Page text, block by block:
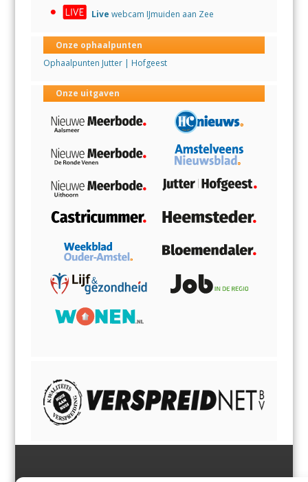
Live webcam IJmuiden aan Zee
Onze ophaalpunten
Ophaalpunten Jutter | Hofgeest
Onze uitgaven